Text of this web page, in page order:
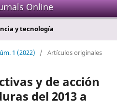
Online
y tecnología
1 (2022) / Artículos originales
y de acción
del 2013 a